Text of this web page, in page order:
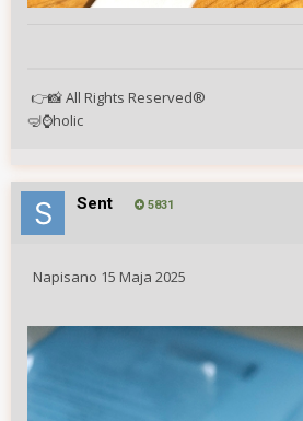
👉📸 All Rights
🤿⌚holic
Sent 5831
Napisano 15 Maja 2025